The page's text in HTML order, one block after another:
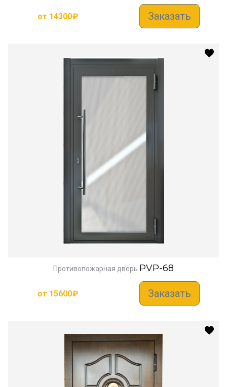
от 14300₽ Заказать
Противопожарная дверь PVP-68
от 15600₽ Заказать